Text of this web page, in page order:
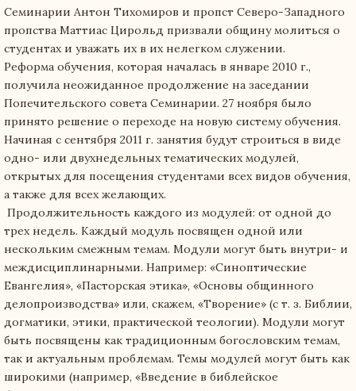
Семинарии Антон Тихомиров и пропст Северо-Западного
пропства Маттиас Цирольд призвали общину молиться о
студентах и уважать их в их нелегком служении.
Реформа обучения, которая началась в январе 2010 г.,
получила неожиданное продолжение на заседании
Попечительского совета Семинарии. 27 ноября было
принято решение о переходе на новую систему обучения.
Начиная с сентября 2011 г. занятия будут строиться в виде
одно- или двухнедельных тематических модулей,
открытых для посещения студентами всех видов обучения,
а также для всех желающих.
Продолжительность каждого из модулей: от одной до
трех недель. Каждый модуль посвящен одной или
нескольким смежным темам. Модули могут быть внутри- и
междисциплинарными. Например: «Синоптические
Евангелия», «Пасторская этика», «Основы общинного
делопроизводства» или, скажем, «Творение» (с т. з. Библии,
догматики, этики, практической теологии). Модули могут
быть посвящены как традиционным богословским темам,
так и актуальным проблемам. Темы модулей могут быть как
широкими (например, «Введение в библейское